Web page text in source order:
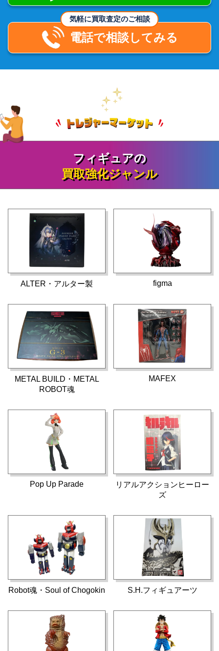
気軽に買取査定のご相談
電話で相談してみる
フィギュアの
買取強化ジャンル
ALTER・アルター製 figma
METAL BUILD・METAL
ROBOT魂
MAFEX
Pop Up Parade
リアルアクションヒーロー
ズ
Robot魂・Soul of Chogokin S.H.フィギュアーツ